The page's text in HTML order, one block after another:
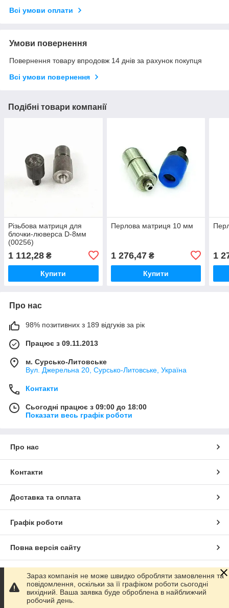
Всі умови оплати
Умови повернення
Повернення товару впродовж 14 днів за рахунок покупця
Всі умови повернення
Подібні товари компанії
Різьбова матриця для
блочки-люверса D-8мм
(00256)
1 112,28 ₴
Купити
Перлова матриця 10 мм
1 276,47₴
Купити
1
Про нас
98% позитивних з 189 відгуків за рік
Працює з 09.11.2013
м. Сурсько-Литовське
Вул. Джерельна 20, Сурсько-Литовське, Україна
Контакти
Сьогодні працює з 09:00 до 18:00
Показати весь графік роботи
Про нас
Контакти
Доставка та оплата
Графік роботи
Повна версія сайту
Сайт створено на маркетплейсі Prom.ua
Політика конфіденційності
Зараз компанія не може швидко обробляти замовлення та
повідомлення, оскільки за її графіком роботи сьогодні
вихідний. Ваша заявка буде оброблена в найближчий
робочий день.